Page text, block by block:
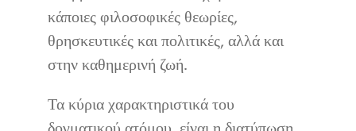
κάποιες φιλοσοφικές θεωρίες,
θρησκευτικές και πολιτικές, αλλά και
στην καθημερινή ζωή.
Τα κύρια χαρακτηριστικά του